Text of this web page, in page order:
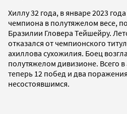
Хиллу 32 года, в январе 2023
чемпиона в полутяжелом весе,
Бразилии Гловера Тейшейру.
отказался от чемпионского
ахиллова сухожилия. Боец
полутяжелом дивизионе. Всего
теперь 12 побед и два
несостоявшимся.